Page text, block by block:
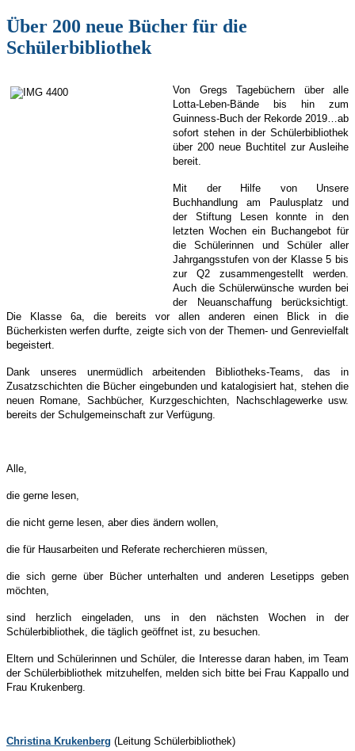
Über 200 neue Bücher für die
Schülerbibliothek
Von Gregs Tagebüchern über alle
Lotta-Leben-Bände bis hin zum
Guinness-Buch der Rekorde 2019…ab
sofort stehen in der Schülerbibliothek
über 200 neue Buchtitel zur Ausleihe
bereit.
Mit der Hilfe von Unsere
Buchhandlung am Paulusplatz und
der Stiftung Lesen konnte in den
letzten Wochen ein Buchangebot für
die Schülerinnen und Schüler aller
Jahrgangsstufen von der Klasse 5 bis
zur Q2 zusammengestellt werden.
Auch die Schülerwünsche wurden bei
der Neuanschaffung berücksichtigt.
Die Klasse 6a, die bereits vor allen anderen einen Blick in die
Bücherkisten werfen durfte, zeigte sich von der Themen- und Genrevielfalt
begeistert.
Dank unseres unermüdlich arbeitenden Bibliotheks-Teams, das in
Zusatzschichten die Bücher eingebunden und katalogisiert hat, stehen die
neuen Romane, Sachbücher, Kurzgeschichten, Nachschlagewerke usw.
bereits der Schulgemeinschaft zur Verfügung.
Alle,
die gerne lesen,
die nicht gerne lesen, aber dies ändern wollen,
die für Hausarbeiten und Referate recherchieren müssen,
die sich gerne über Bücher unterhalten und anderen Lesetipps geben
möchten,
sind herzlich eingeladen, uns in den nächsten Wochen in der
Schülerbibliothek, die täglich geöffnet ist, zu besuchen.
Eltern und Schülerinnen und Schüler, die Interesse daran haben, im Team
der Schülerbibliothek mitzuhelfen, melden sich bitte bei Frau Kappallo und
Frau Krukenberg.
Christina Krukenberg (Leitung Schülerbibliothek)